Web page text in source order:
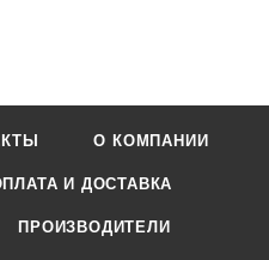
О КОМПАНИИ
И ДОСТАВКА
ПРОИЗВОДИТЕЛИ